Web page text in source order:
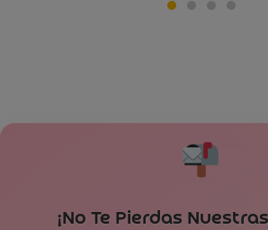
¡No Te Pierdas